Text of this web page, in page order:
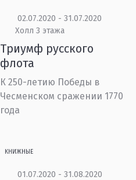
02.07.2020 - 31.07.2020
Холл 3 этажа
Триумф русского
флота
К 250-летию Победы в
Чесменском сражении 1770
года
КНИЖНЫЕ
01.07.2020 - 31.08.2020